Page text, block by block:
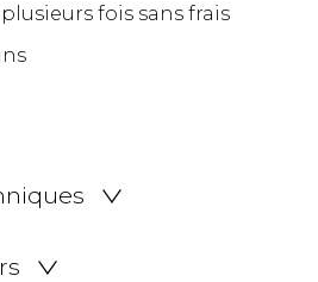
fois sans frais